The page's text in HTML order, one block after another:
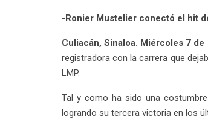
-Ronier Mustelier conectó el hit
Culiacán, Sinaloa. Miércoles 7
registradora con la carrera que
LMP.
Tal y como ha sido una
logrando su tercera victoria en los